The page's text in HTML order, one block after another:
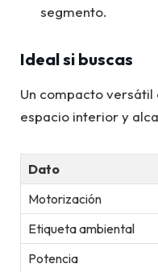
segmento.
Ideal si buscas
Un compacto versátil
espacio interior y
Dato
Motorización
Etiqueta ambiental
Potencia